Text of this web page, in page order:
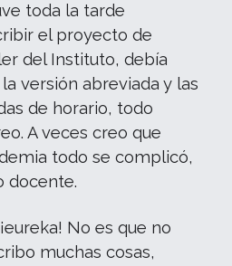
toda la tarde
el proyecto de
del Instituto, debía
versión abreviada y las
de horario, todo
A veces creo que
todo se complicó,
docente.
No es que no
muchas cosas,